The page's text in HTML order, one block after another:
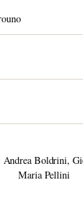
Andrea Boldrini,
Maria Pellini